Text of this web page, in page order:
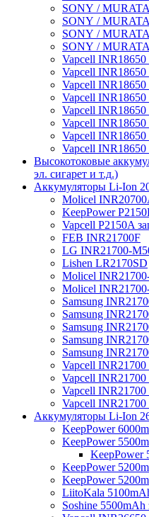
SONY /
SONY /
SONY /
SONY /
Vapcell INR18650
Vapcell INR18650
Vapcell INR18650
Vapcell INR18650
Vapcell
Vapcell INR18650
Vapcell INR18650
Vapcell INR18650
Высокотоковые
эл. сигарет и т.д.)
Аккумуляторы Li-Ion
Molicel
KeepPower
Vapcell P2150A
FEB INR21700F
LG INR21700-
Lishen LR2170SD
Molicel
Molicel
Samsung
Samsung
Samsung
Samsung
Samsung
Vapcell INR21700
Vapcell INR21700
Vapcell INR21700
Vapcell INR21700
Аккумуляторы Li-Ion
KeepPower
KeepPower
KeepPower
KeepPower
LiitoKala
Soshine